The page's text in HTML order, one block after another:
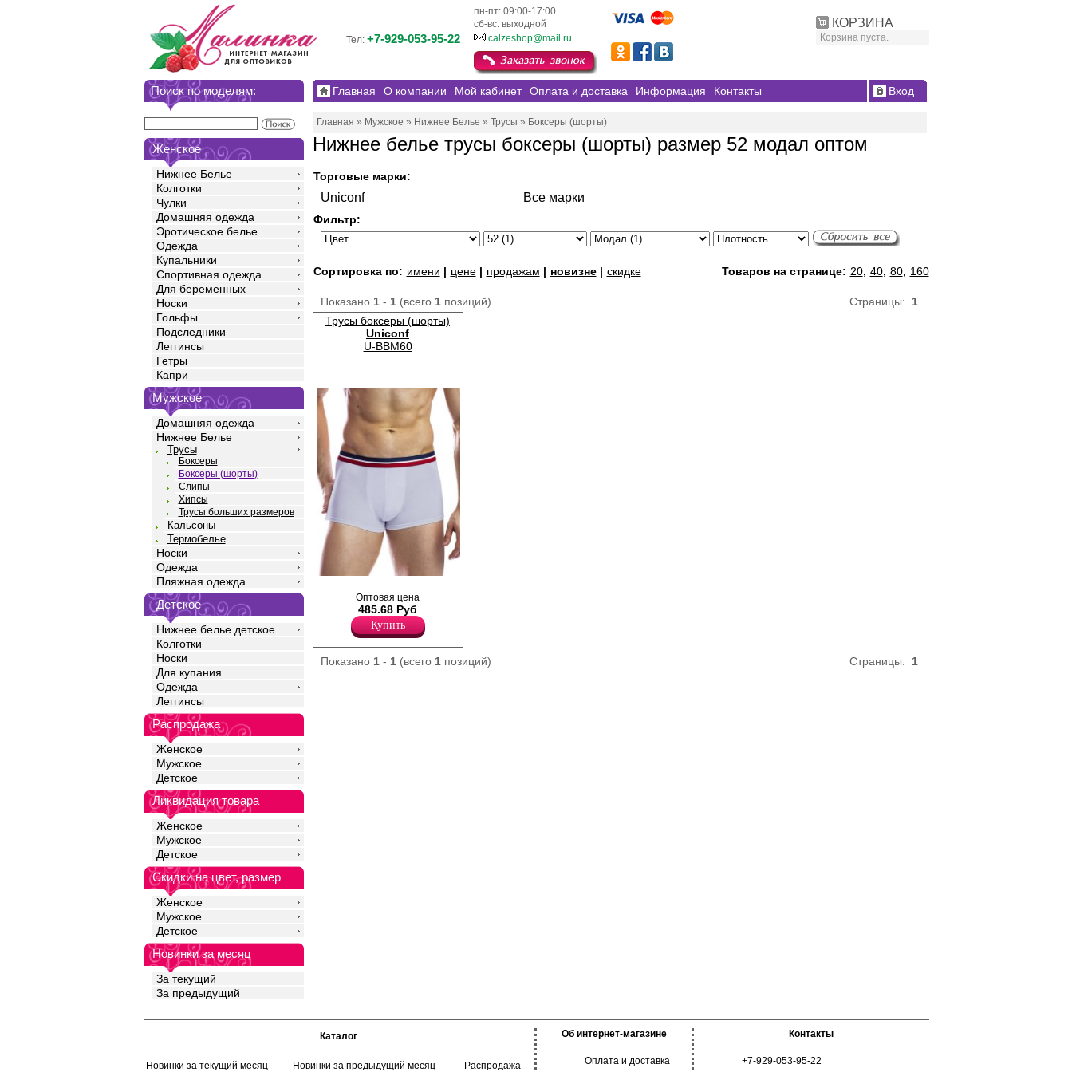
КОРЗИНА
Корзина пуста.
пн-пт: 09:00-17:00
сб-вс: выходной
Тел: +7-929-053-95-22 calzeshop@mail.ru
Поиск по моделям:
Женское
Нижнее Белье
Колготки
Чулки
Домашняя одежда
Эротическое белье
Одежда
Купальники
Спортивная одежда
Для беременных
Носки
Гольфы
Подследники
Леггинсы
Гетры
Капри
Мужское
Домашняя одежда
Нижнее Белье
Трусы
Боксеры
Боксеры (шорты)
Слипы
Хипсы
Трусы больших размеров
Кальсоны
Термобелье
Носки
Одежда
Пляжная одежда
Детское
Нижнее белье детское
Колготки
Носки
Для купания
Одежда
Леггинсы
Распродажа
Женское
Мужское
Детское
Ликвидация товара
Женское
Мужское
Детское
Скидки на цвет, размер
Женское
Мужское
Детское
Новинки за месяц
За текущий
За предыдущий
Главная О компании Мой кабинет Оплата и доставка Информация Контакты Вход
Главная » Мужское » Нижнее Белье » Трусы » Боксеры (шорты)
Нижнее белье трусы боксеры (шорты) размер 52 модал оптом
Торговые марки:
Uniconf Все марки
Фильтр:
Сортировка по: имени | цене| продажам | новизне| скидке Товаров на странице: 20, 40, 80, 160
Страницы: 1
Показано 1- 1(всего 1позиций)
Трусы боксеры (шорты)
Uniconf
U-BBM60
Трусы боксеры мужские из легкого и
экологичного микромодала. Комфортный
пояс - пришивная резинка в спортивном
Модал 92%
Оптовая цена
485.68 Руб
Купить
Страницы: 1
Показано 1- 1(всего 1позиций)
Каталог
Новинки за текущий месяц Новинки за предыдущий месяц Распродажа
Об интернет-магазине
Оплата и доставка
Контакты
+7-929-053-95-22